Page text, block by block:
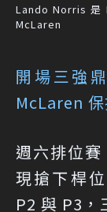
Lando Norris 是
McLaren
開場三強
McLaren
週六排位
現搶下桿
P2 與 P3，